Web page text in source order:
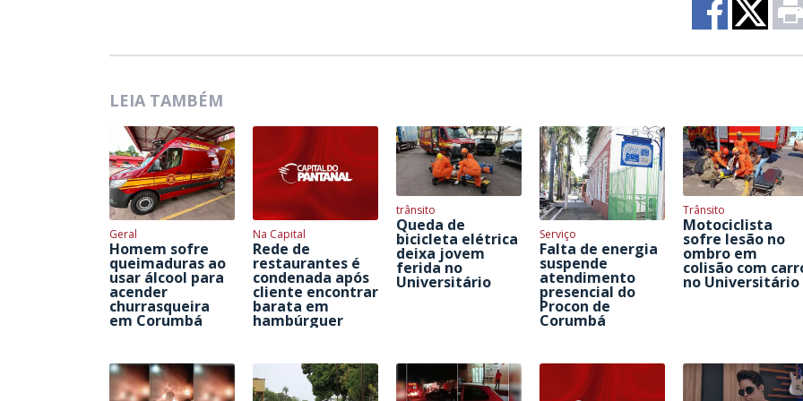
LEIA TAMBÉM
Geral
Homem sofre
queimaduras ao
usar álcool para
acender
churrasqueira
em Corumbá
Na Capital
Rede de
restaurantes é
condenada após
cliente encontrar
barata em
hambúrguer
trânsito
Queda de
bicicleta elétrica
deixa jovem
ferida no
Universitário
Serviço
Falta de energia
suspende
atendimento
presencial do
Procon de
Corumbá
Trânsito
Motociclista
sofre lesão no
ombro em
colisão com
no Universitário